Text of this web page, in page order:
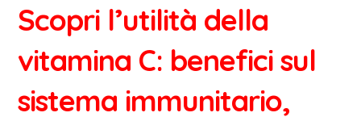
Scopri l’utilità della
vitamina C: benefici sul
sistema immunitario,